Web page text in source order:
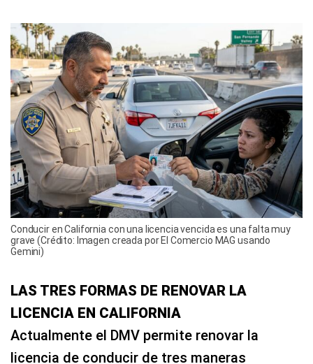
Conducir en California con una licencia vencida es una falta muy
grave (Crédito: Imagen creada por El Comercio MAG usando
Gemini)
LAS TRES FORMAS DE RENOVAR LA
LICENCIA EN CALIFORNIA
Actualmente el DMV permite renovar la
licencia de conducir de tres maneras